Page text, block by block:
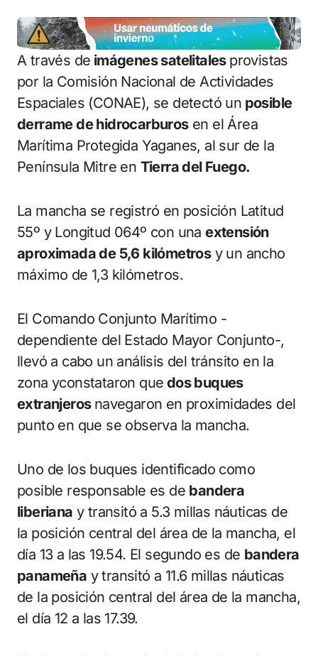
A través de imágenes satelitales provistas
por la Comisión Nacional de Actividades
Espaciales (CONAE), se detectó un posible
derrame de hidrocarburosen el Área
Marítima Protegida Yaganes, al sur de la
Península Mitre en Tierra del Fuego.
La mancha se registró en posición Latitud
55º y Longitud 064º con unaextensión
aproximada de 5,6 kilómetrosy un ancho
máximo de 1,3 kilómetros.
El Comando Conjunto Marítimo -
dependiente del Estado Mayor Conjunto-,
llevó a cabo un análisis del tránsito en la
zona yconstataron que dos buques
extranjeros navegaron en proximidades del
punto en que se observa la mancha.
Uno de los buques identificado como
posible responsable es de bandera
liberiana y transitó a 5.3 millas náuticas de
la posición central del área de la mancha, el
día 13 a las 19.54. El segundo es de bandera
panameña y transitó a 11.6 millas náuticas
de la posición central del área de la mancha,
el día 12 a las 17.39.